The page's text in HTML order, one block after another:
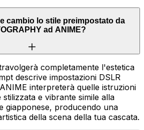
cambio lo stile preimpostato da
ad ANIME?
completamente l'estetica
descrive impostazioni DSLR
interpreterà quelle istruzioni
e vibrante simile alla
giapponese, producendo una
della scena della tua cascata.